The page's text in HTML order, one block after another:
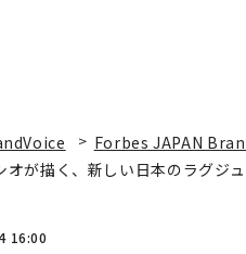
Forbes JAPAN
が描く、新しい日本のラグジュ
16:00